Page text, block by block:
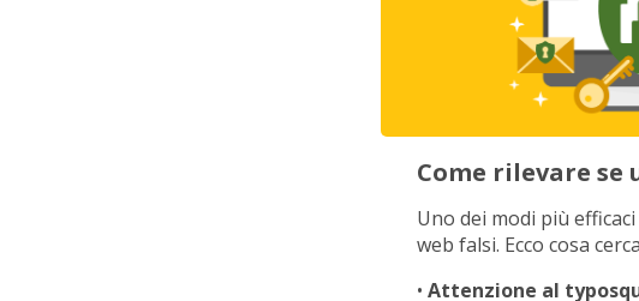
Come rilevare se
Uno dei modi più
web falsi. Ecco cosa
• Attenzione al